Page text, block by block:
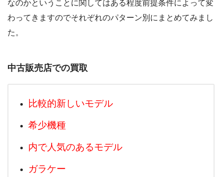
なのかということに関してはある程度前提条件によって変
わってきますのでそれぞれのパターン別にまとめてみまし
た。
中古販売店での買取
比較的新しいモデル
希少機種
内で人気のあるモデル
ガラケー